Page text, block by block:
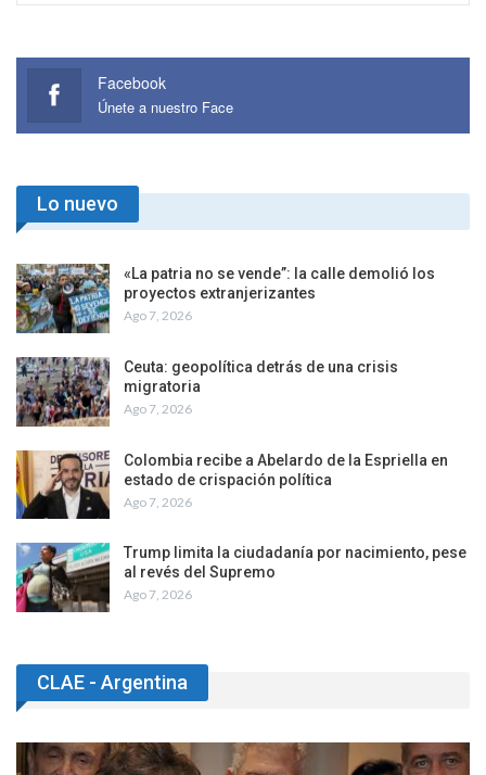
Facebook
Únete a nuestro Face
Lo nuevo
«La patria no se vende”: la calle demolió los
proyectos extranjerizantes
Ago 7, 2026
Ceuta: geopolítica detrás de una crisis
migratoria
Ago 7, 2026
Colombia recibe a Abelardo de la Espriella en
estado de crispación política
Ago 7, 2026
Trump limita la ciudadanía por nacimiento, pese
al revés del Supremo
Ago 7, 2026
CLAE - Argentina